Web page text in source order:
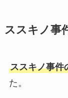
ススキノ事
ススキノ事件
た。